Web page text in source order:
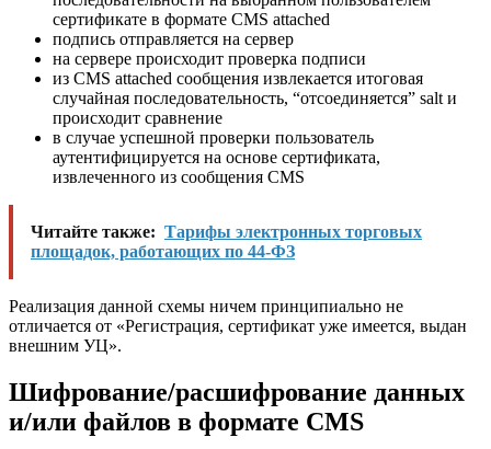
сертификате в формате CMS attached
подпись отправляется на сервер
на сервере происходит проверка подписи
из CMS attached сообщения извлекается итоговая
случайная последовательность, “отсоединяется” salt и
происходит сравнение
в случае успешной проверки пользователь
аутентифицируется на основе сертификата,
извлеченного из сообщения CMS
Читайте также: Тарифы электронных торговых
площадок, работающих по 44-ФЗ
Реализация данной схемы ничем принципиально не
отличается от «Регистрация, сертификат уже имеется, выдан
внешним УЦ».
Шифрование/расшифрование данных
и/или файлов в формате CMS